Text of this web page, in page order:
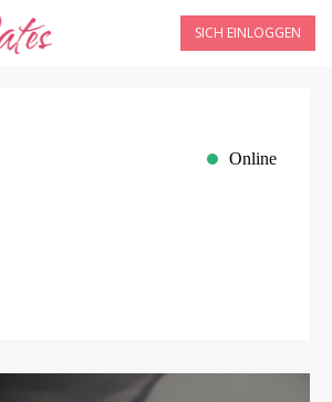
SICH EINLOGGEN
Online